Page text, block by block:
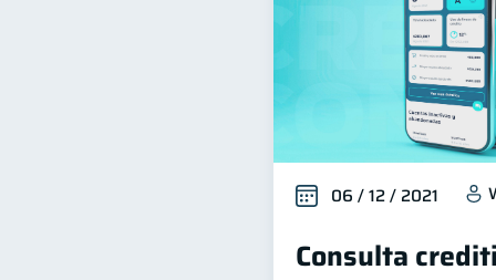
06 / 12 / 2021
Consulta